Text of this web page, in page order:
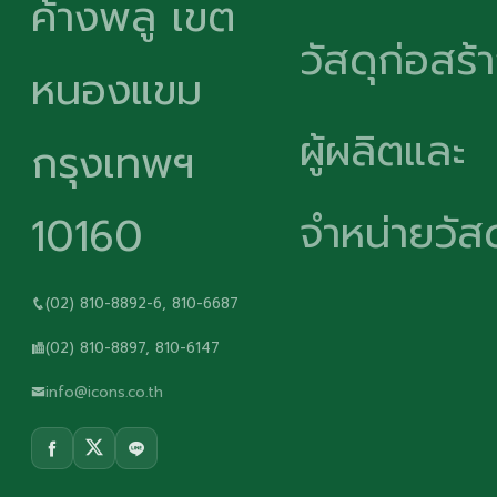
ค้างพลู เขต
หนองแขม
กรุงเทพฯ
10160
(02) 810-8892-6, 810-6687
(02) 810-8897, 810-6147
info@icons.co.th
วัสดุก่อสร้
ผู้ผลิตและ
จำหน่ายวั